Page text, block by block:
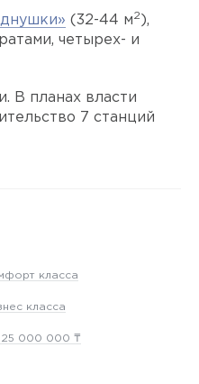
(32-44 м2 ),
четырех- и
В планах власти
7 станций
класса
класса
25 000 000 ₸